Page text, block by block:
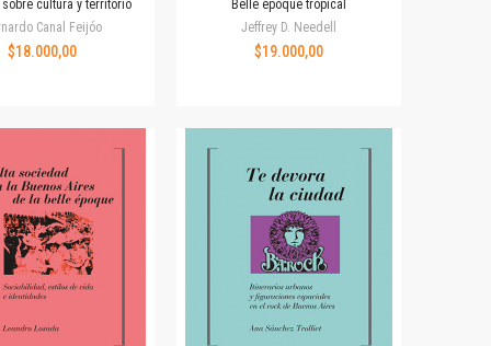
sobre cultura y territorio
Canal Feijóo
$18.000,00
Belle époque tropical
Jeffrey D. Needell
$19.000,00